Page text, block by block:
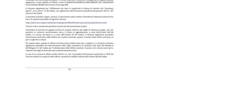
VIVERE VANZAGO
COMUNICAZIONE